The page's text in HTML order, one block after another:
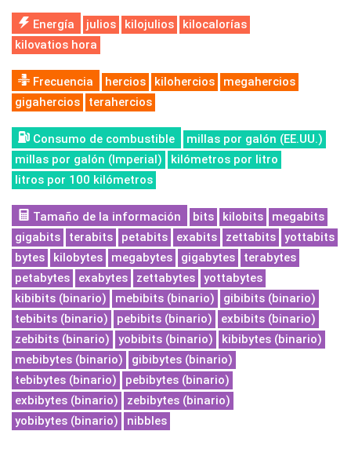
Energía julios kilojulios
kilocalorías
kilovatios hora
Frecuencia hercios kilohercios
megahercios
gigahercios
terahercios
Consumo de combustible
millas por galón (EE.UU.)
millas por galón (Imperial)
kilómetros por litro
litros por 100 kilómetros
Tamaño de la información bits kilobits
megabits
gigabits
terabits petabits exabits zettabits
yottabits
bytes
kilobytes megabytes gigabytes
terabytes
petabytes
exabytes zettabytes
yottabytes
kibibits (binario)
mebibits (binario)
gibibits (binario)
tebibits (binario)
pebibits (binario)
exbibits (binario)
zebibits (binario)
yobibits (binario)
kibibytes (binario)
mebibytes (binario)
gibibytes (binario)
tebibytes (binario)
pebibytes (binario)
exbibytes (binario)
zebibytes (binario)
yobibytes (binario)
nibbles